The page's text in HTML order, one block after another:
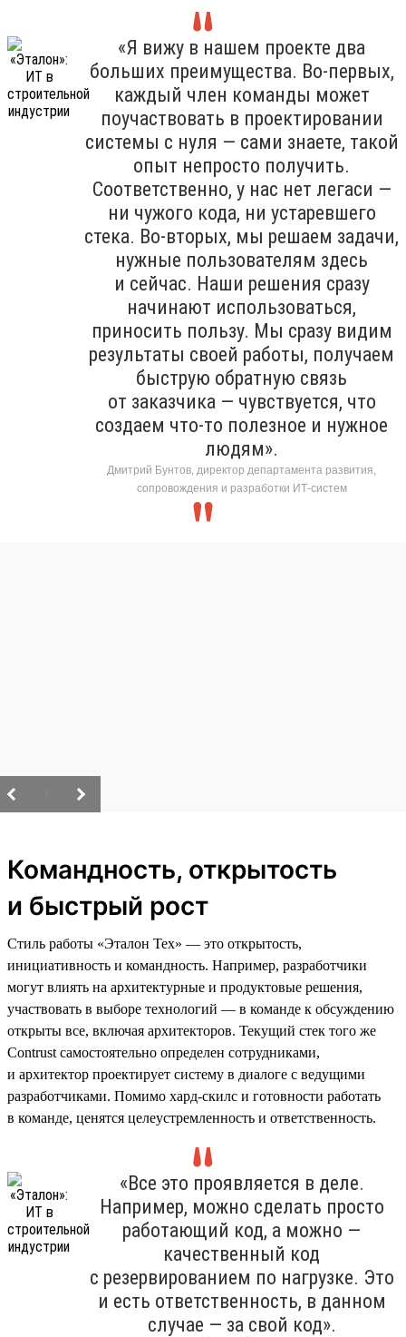
«Я вижу в нашем проекте два
больших преимущества. Во-первых,
каждый член команды может
поучаствовать в проектировании
системы с нуля — сами знаете, такой
опыт непросто получить.
Соответственно, у нас нет легаси —
ни чужого кода, ни устаревшего
стека. Во-вторых, мы решаем задачи,
нужные пользователям здесь
и сейчас. Наши решения сразу
начинают использоваться,
приносить пользу. Мы сразу видим
результаты своей работы, получаем
быструю обратную связь
от заказчика — чувствуется, что
создаем что-то полезное и нужное
людям».
Дмитрий Бунтов, директор департамента развития,
сопровождения и разработки ИТ-систем
Командность, открытость
и быстрый рост
Стиль работы «Эталон Тех» — это открытость,
инициативность и командность. Например, разработчики
могут влиять на архитектурные и продуктовые решения,
участвовать в выборе технологий — в команде к обсуждению
открыты все, включая архитекторов. Текущий стек того же
Contrust самостоятельно определен сотрудниками,
и архитектор проектирует систему в диалоге с ведущими
разработчиками. Помимо хард-скилс и готовности работать
в команде, ценятся целеустремленность и ответственность.
«Все это проявляется в деле.
Например, можно сделать просто
работающий код, а можно —
качественный код
с резервированием по нагрузке. Это
и есть ответственность, в данном
случае — за свой код».